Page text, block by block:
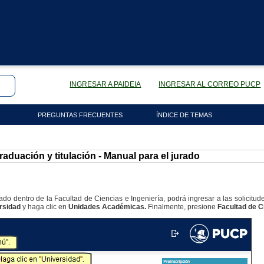
INGRESAR A PAIDEIA INGRESAR AL CORREO PUCP
PREGUNTAS FRECUENTES ÍNDICE DE TEMAS
y titulación - Manual para el jurado
dentro de la Facultad de Ciencias e Ingeniería, podrá ingresar a las
y haga clic en Unidades Académicas. Finalmente, presione Facultad de